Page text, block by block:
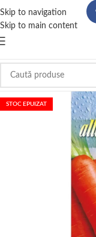
Skip to navigation
Skip to main content
STOC EPUIZAT